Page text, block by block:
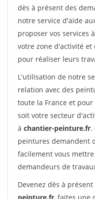
dès à présent des
notre service d'aide
proposer vos services
votre zone d'activité
pour réaliser leurs
L'utilisation de notre
relation avec des
toute la France et
soit votre secteur
à chantier-peinture.fr.
peintures demandent
facilement vous
demandeurs de
Devenez dès à